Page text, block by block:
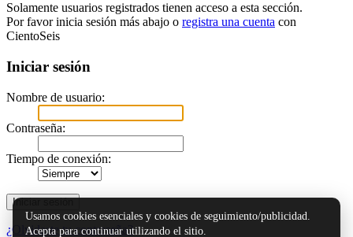
Solamente usuarios registrados tienen acceso a esta sección.
Por favor inicia sesión más abajo o registra una cuenta con
CientoSeis
Iniciar sesión
Nombre de usuario:
Contraseña:
Tiempo de conexión:
¿Olvidaste tu contraseña?
Usamos cookies esenciales y cookies de seguimiento/publicidad.
Acepta para continuar utilizando el sitio.